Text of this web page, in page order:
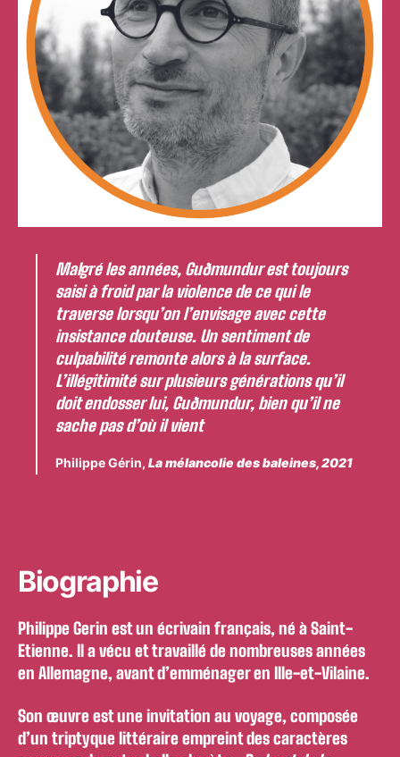
Malgré les années, Guðmundur est toujours
saisi à froid par la violence de ce qui le
traverse lorsqu’on l’envisage avec cette
insistance douteuse. Un sentiment de
culpabilité remonte alors à la surface.
L’illégitimité sur plusieurs générations qu’il
doit endosser lui, Guðmundur, bien qu’il ne
sache pas d’où il vient
Philippe Gérin, La mélancolie des baleines, 2021
Biographie
Philippe Gerin est un écrivain français, né à Saint-
Etienne. Il a vécu et travaillé de nombreuses années
en Allemagne, avant d’emménager en Ille-et-Vilaine.
Son œuvre est une invitation au voyage, composée
d’un triptyque littéraire empreint des caractères